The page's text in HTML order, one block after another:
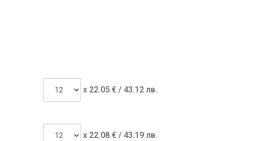
x 22.05€ / 43.12 лв.
x 22.08€ / 43.19 лв.